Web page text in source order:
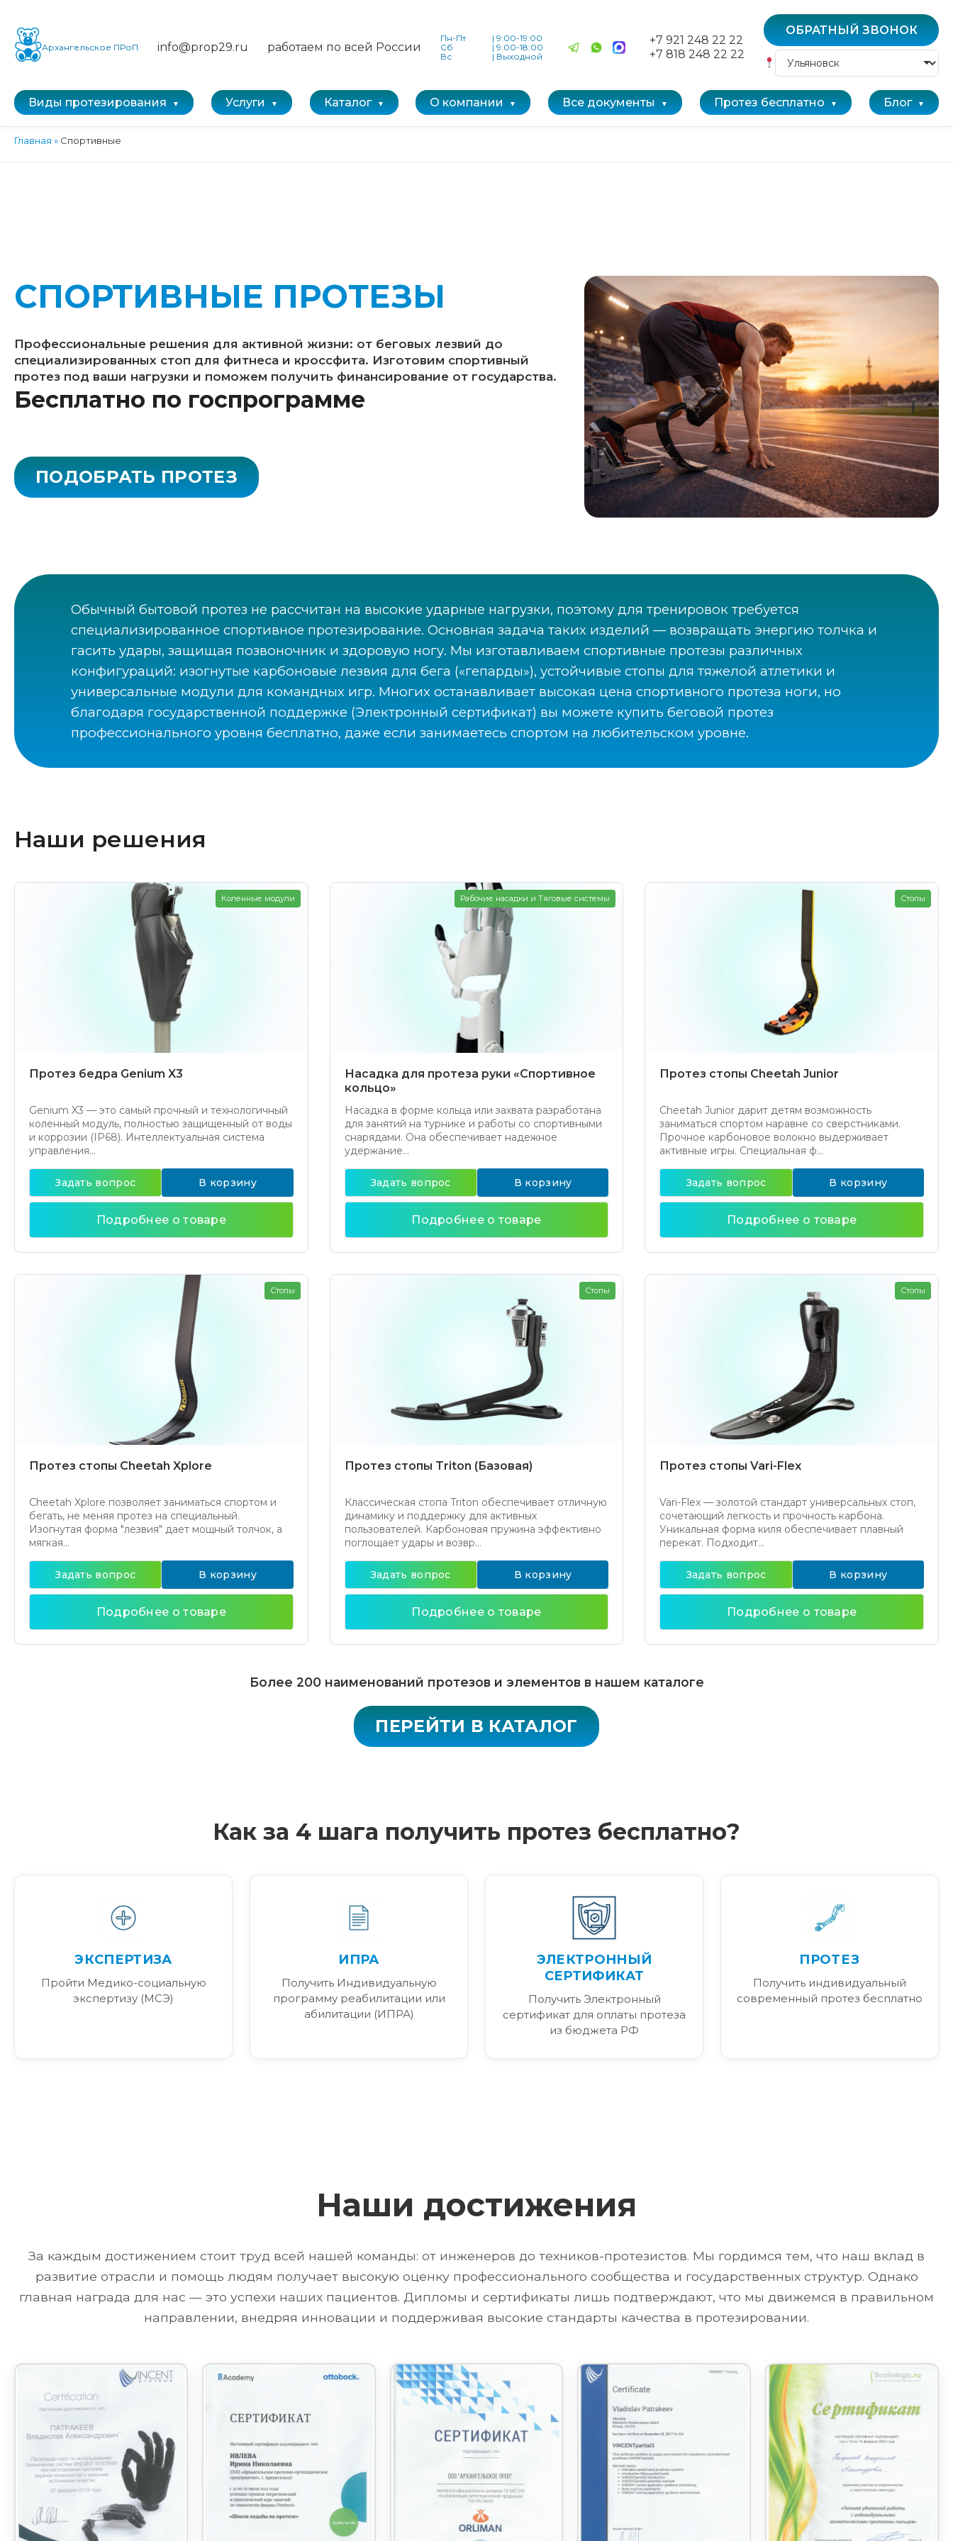
Архангельское ПРоП info@prop29.ru работаем по всей России
Пн-Пт | 9:00-19:00
Сб
| 9:00-18:00
Вс
| Выходной
+7 921 248 22 22
+7 818 248 22 22
ОБРАТНЫЙ ЗВОНОК
Виды протезирования Услуги Каталог О компании Все документы Протез бесплатно Блог
Главная » Спортивные
СПОРТИВНЫЕ ПРОТЕЗЫ
Профессиональные решения для активной жизни: от беговых лезвий до
специализированных стоп для фитнеса и кроссфита. Изготовим спортивный
протез под ваши нагрузки и поможем получить финансирование от государства.
Бесплатно по госпрограмме
ПОДОБРАТЬ ПРОТЕЗ
Обычный бытовой протез не рассчитан на высокие ударные нагрузки, поэтому для тренировок требуется
специализированное спортивное протезирование. Основная задача таких изделий — возвращать энергию толчка и
гасить удары, защищая позвоночник и здоровую ногу. Мы изготавливаем спортивные протезы различных
конфигураций: изогнутые карбоновые лезвия для бега («гепарды»), устойчивые стопы для тяжелой атлетики и
универсальные модули для командных игр. Многих останавливает высокая цена спортивного протеза ноги, но
благодаря государственной поддержке (Электронный сертификат) вы можете купить беговой протез
профессионального уровня бесплатно, даже если занимаетесь спортом на любительском уровне.
Наши решения
Протез бедра Genium X3
Genium X3 — это самый прочный и технологичный
коленный модуль, полностью защищенный от воды
и коррозии (IP68). Интеллектуальная система
управления...
Коленные модули
Задать вопрос В корзину
Подробнее о товаре
Насадка для протеза руки «Спортивное
кольцо»
Насадка в форме кольца или захвата разработана
для занятий на турнике и работы со спортивными
снарядами. Она обеспечивает надежное
удержание...
Рабочие насадки и Тяговые системы
Задать вопрос В корзину
Подробнее о товаре
Протез стопы Cheetah Junior
Cheetah Junior дарит детям возможность
заниматься спортом наравне со сверстниками.
Прочное карбоновое волокно выдерживает
активные игры. Специальная ф...
Стопы
Задать вопрос В корзину
Подробнее о товаре
Протез стопы Cheetah Xplore
Cheetah Xplore позволяет заниматься спортом и
бегать, не меняя протез на специальный.
Изогнутая форма "лезвия" дает мощный толчок, а
мягкая...
Стопы
Задать вопрос В корзину
Подробнее о товаре
Протез стопы Triton (Базовая)
Классическая стопа Triton обеспечивает отличную
динамику и поддержку для активных
пользователей. Карбоновая пружина эффективно
поглощает удары и возвр...
Стопы
Задать вопрос В корзину
Подробнее о товаре
Протез стопы Vari-Flex
Vari-Flex — золотой стандарт универсальных стоп,
сочетающий легкость и прочность карбона.
Уникальная форма киля обеспечивает плавный
перекат. Подходит...
Стопы
Задать вопрос В корзину
Подробнее о товаре
Более 200 наименований протезов и элементов в нашем каталоге
ПЕРЕЙТИ В КАТАЛОГ
Как за 4 шага получить протез бесплатно?
ЭКСПЕРТИЗА
Пройти Медико-социальную
экспертизу (МСЭ)
ИПРА
Получить Индивидуальную
программу реабилитации или
абилитации (ИПРА)
ЭЛЕКТРОННЫЙ
СЕРТИФИКАТ
Получить Электронный
сертификат для оплаты протеза
из бюджета РФ
ПРОТЕЗ
Получить индивидуальный
современный протез бесплатно
Наши достижения
За каждым достижением стоит труд всей нашей команды: от инженеров до техников-протезистов. Мы гордимся тем, что наш вклад в
развитие отрасли и помощь людям получает высокую оценку профессионального сообщества и государственных структур. Однако
главная награда для нас — это успехи наших пациентов. Дипломы и сертификаты лишь подтверждают, что мы движемся в правильном
направлении, внедряя инновации и поддерживая высокие стандарты качества в протезировании.